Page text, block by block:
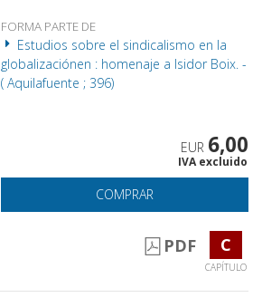
FORMA PARTE DE
Estudios sobre el sindicalismo en la
globalizaciónen : homenaje a Isidor Boix. -
( Aquilafuente ; 396)
EUR 6,00
IVA excluido
COMPRAR
PDF C
CAPÍTULO